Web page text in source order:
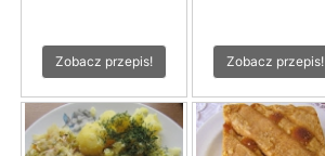
Zobacz przepis! Zobacz przepis!